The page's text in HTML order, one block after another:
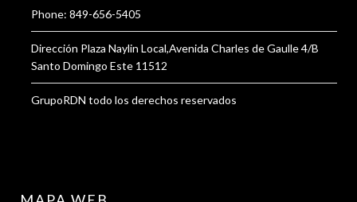
Phone: 849-656-5405
Dirección Plaza Naylin Local,Avenida Charles de Gaulle 4/B
Santo Domingo Este 11512
GrupoRDN todo los derechos reservados